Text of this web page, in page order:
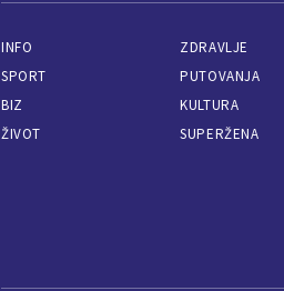
INFO
SPORT
BIZ
ŽIVOT
ZDRAVLJE
PUTOVANJA
KULTURA
SUPERŽENA